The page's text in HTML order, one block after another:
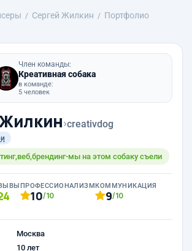
Сергей Жилкин
Портфолио
Член команды:
Креативная собака
в команде:
5 человек
›creativdog
мы на этом собаку съели
ПРОФЕССИОНАЛИЗМ
10/10
КОММУНИКАЦИЯ
9/10
Москва
10 лет